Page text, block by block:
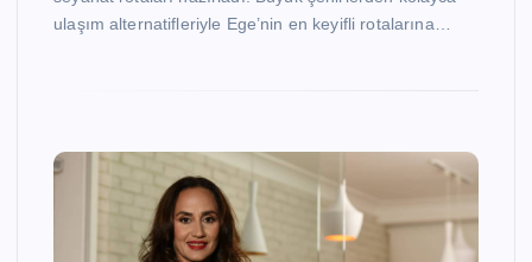
ulaşım alternatifleriyle Ege’nin en keyifli rotalarına…